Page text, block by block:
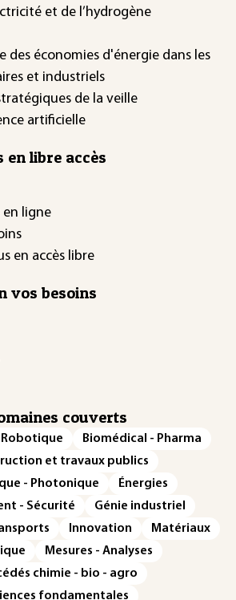
et de l’hydrogène
économies d'énergie dans les
et industriels
de la veille
artificielle
en libre accès
en ligne
en accès libre
vos besoins
couverts
Biomédical - Pharma
et travaux publics
- Photonique
Énergies
- Sécurité
Génie industriel
Innovation
Matériaux
Mesures - Analyses
chimie - bio - agro
fondamentales